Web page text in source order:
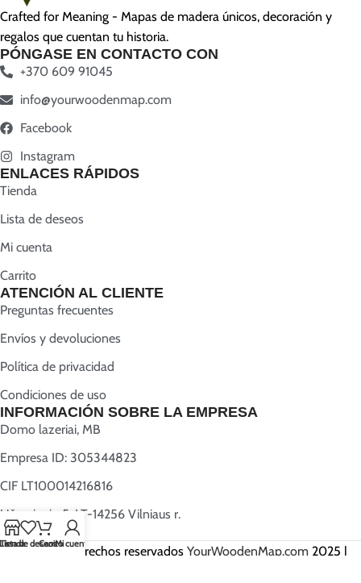
Crafted for Meaning - Mapas de madera únicos, decoración y
regalos que cuentan tu historia.
PÓNGASE EN CONTACTO CON
+370 609 91045
info@yourwoodenmap.com
Facebook
Instagram
ENLACES RÁPIDOS
Tienda
Lista de deseos
Mi cuenta
Carrito
ATENCIÓN AL CLIENTE
Preguntas frecuentes
Envíos y devoluciones
Política de privacidad
Condiciones de uso
INFORMACIÓN SOBRE LA EMPRESA
Domo lazeriai, MB
Empresa ID: 305344823
CIF LT100014216816
Užugriovio 5, LT-14256 Vilniaus r.
Todos los derechos reservados YourWoodenMap.com 2025 |
Tienda
Lista de deseos
CarritoMi cuenta